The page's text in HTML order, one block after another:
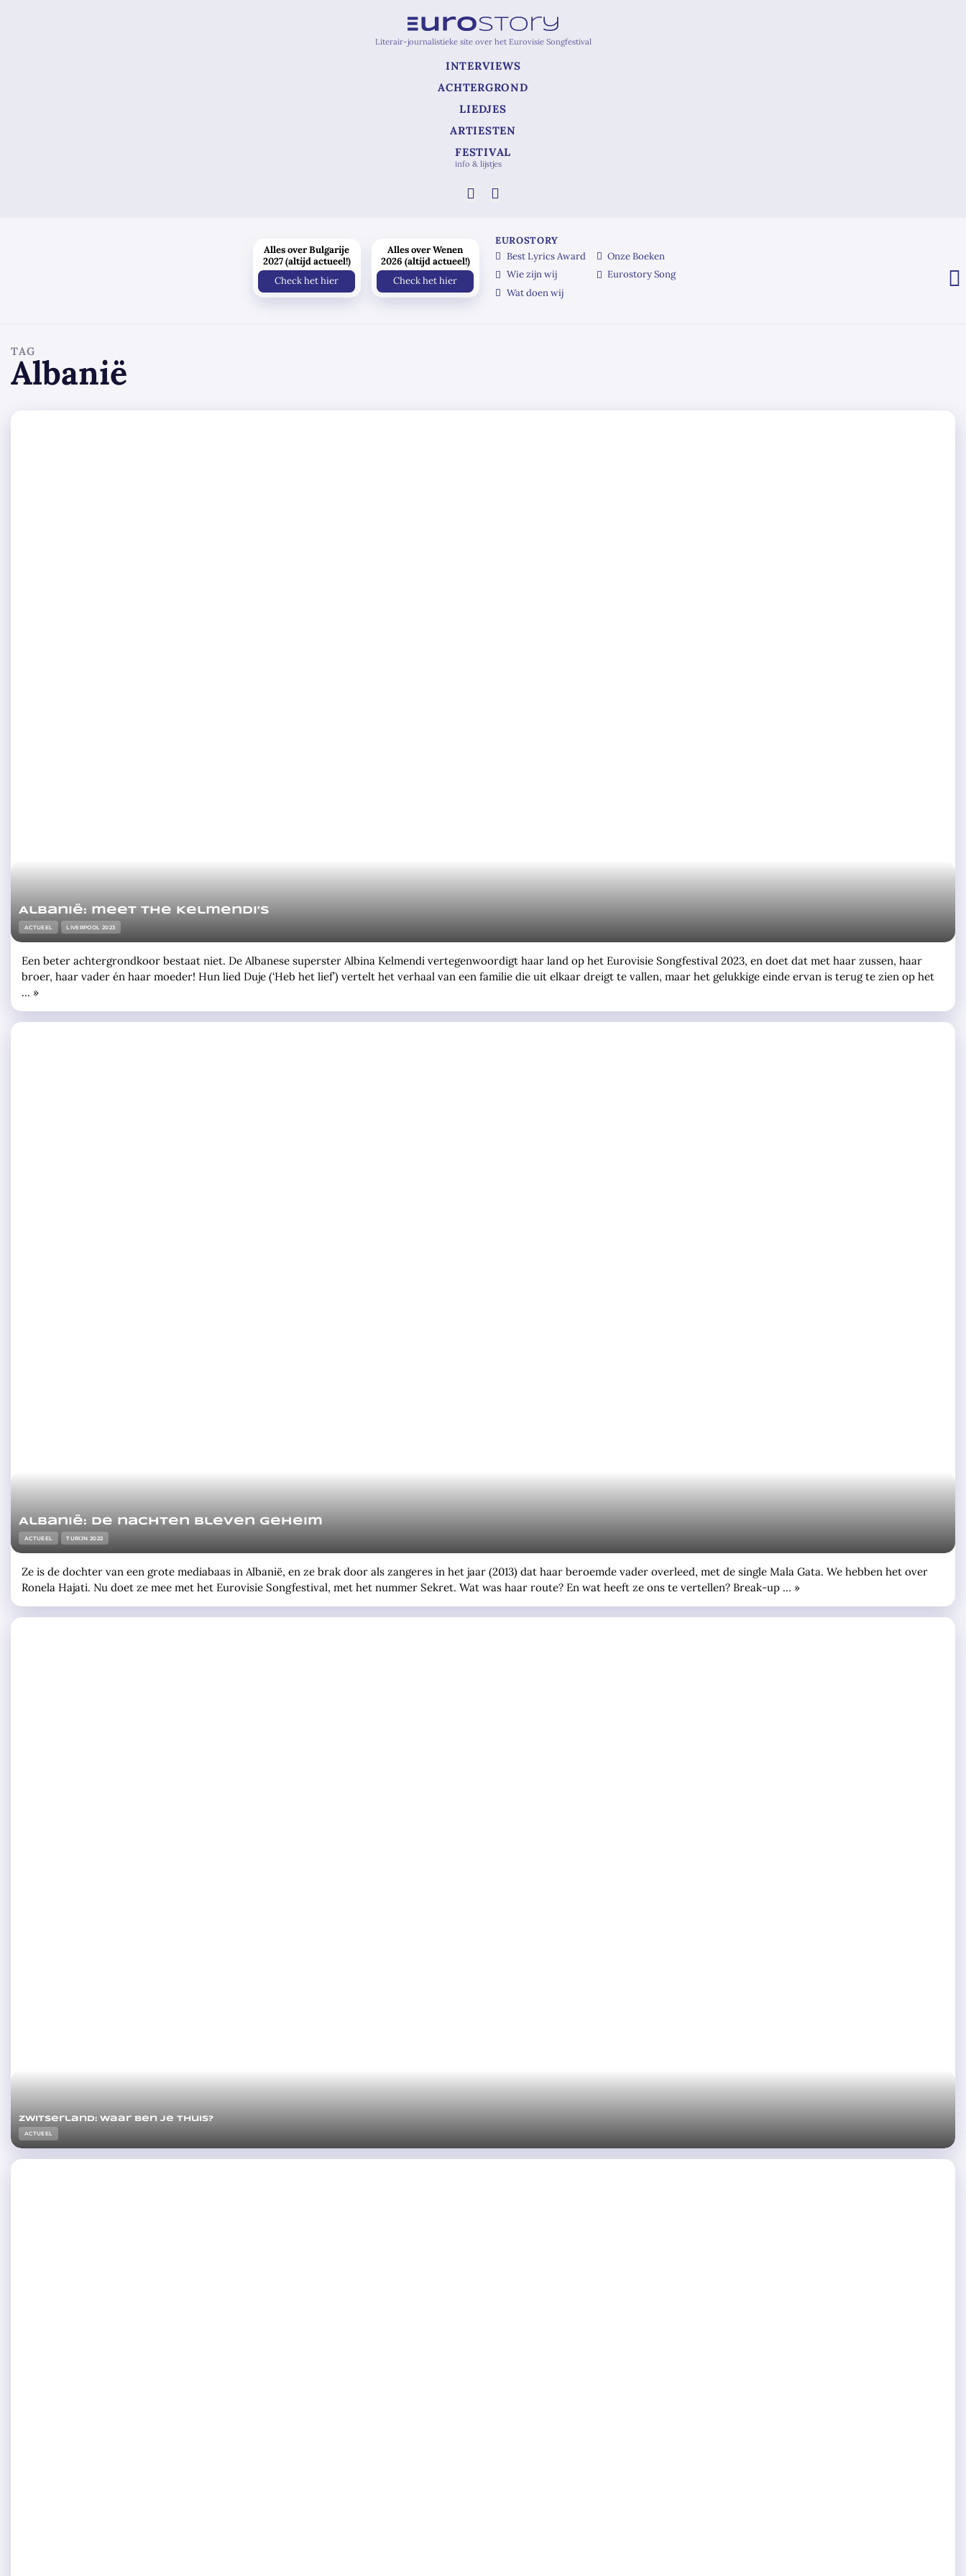
Literair-journalistieke site over het Eurovisie Songfestival
INTERVIEWS
ACHTERGROND
LIEDJES
ARTIESTEN
FESTIVAL
info & lijstjes
TAG
Albanië
Albanië: meet the Kelmendi’s
ACTUEEL LIVERPOOL 2023
Een beter achtergrondkoor bestaat niet. De Albanese superster Albina Kelmendi vertegenwoordigt haar land op het Eurovisie Songfestival 2023, en doet dat met haar zussen, haar
broer, haar vader én haar moeder! Hun lied Duje (‘Heb het lief’) vertelt het verhaal van een familie die uit elkaar dreigt te vallen, maar het gelukkige einde ervan is terug te zien op het
… »
Albanië: De nachten bleven geheim
ACTUEEL TURIJN 2022
Ze is de dochter van een grote mediabaas in Albanië, en ze brak door als zangeres in het jaar (2013) dat haar beroemde vader overleed, met de single Mala Gata. We hebben het over
Ronela Hajati. Nu doet ze mee met het Eurovisie Songfestival, met het nummer Sekret. Wat was haar route? En wat heeft ze ons te vertellen? Break-up … »
Zwitserland: waar ben je thuis?
ACTUEEL
Alles over Bulgarije
2027 (altijd actueel!)
Check het hier
Alles over Wenen
2026 (altijd actueel!)
Check het hier
EUROSTORY
Best Lyrics Award
Wie zijn wij
Wat doen wij
Onze Boeken
Eurostory Song